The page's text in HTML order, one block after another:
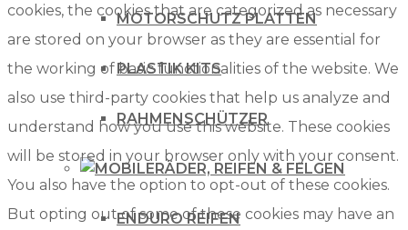
MOTORSCHUTZ PLATTEN
PLASTIK KITS
RAHMENSCHÜTZER
RÄDER, REIFEN & FELGEN
ENDURO REIFEN
cookies, the cookies that are categorized as necessary
are stored on your browser as they are essential for
the working of basic functionalities of the website. We
also use third-party cookies that help us analyze and
understand how you use this website. These cookies
will be stored in your browser only with your consent.
You also have the option to opt-out of these cookies.
But opting out of some of these cookies may have an